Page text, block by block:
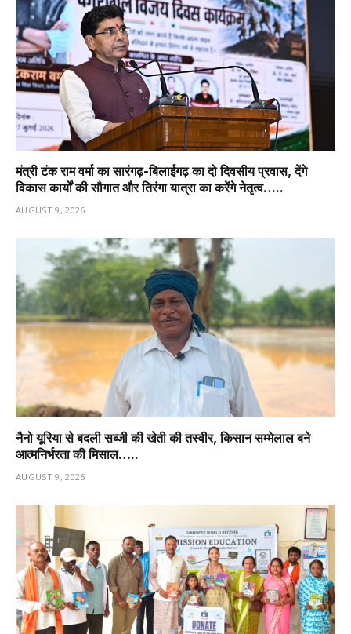
मंत्री टंक राम वर्मा का सारंगढ़-बिलाईगढ़ का दो दिवसीय प्रवास, देंगे
विकास कार्यों की सौगात और तिरंगा यात्रा का करेंगे नेतृत्व…..
AUGUST 9, 2026
नैनो यूरिया से बदली सब्जी की खेती की तस्वीर, किसान सम्मेलाल बने
आत्मनिर्भरता की मिसाल…..
AUGUST 9, 2026